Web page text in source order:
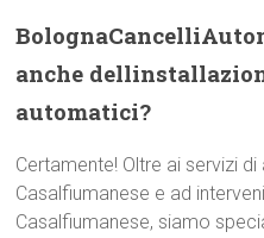
anche
automatici?
Certamente! Oltre ai servizi
Casalfiumanese e ad
Casalfiumanese, siamo